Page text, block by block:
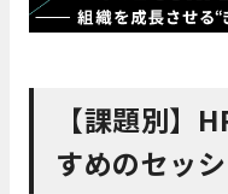
【課題別】
すめのセッ